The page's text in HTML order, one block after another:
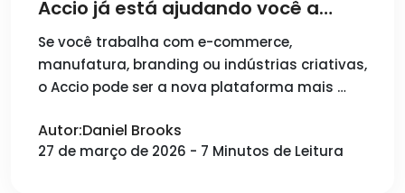
Accio já está ajudando você a
empreender
Se você trabalha com e-commerce,
manufatura, branding ou indústrias criativas,
o Accio pode ser a nova plataforma mais …
Autor:Daniel Brooks
27 de março de 2026 - 7 Minutos de Leitura